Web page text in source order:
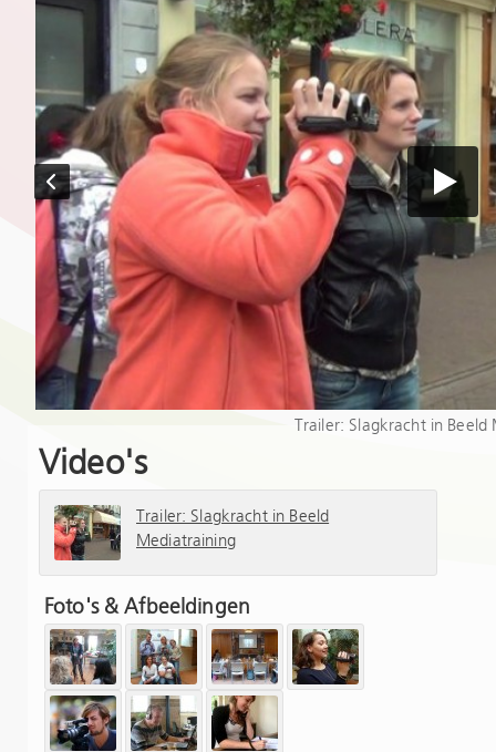
Trailer: Slagkracht in
Video's
Trailer: Slagkracht in Beeld
Mediatraining
Foto's & Afbeeldingen